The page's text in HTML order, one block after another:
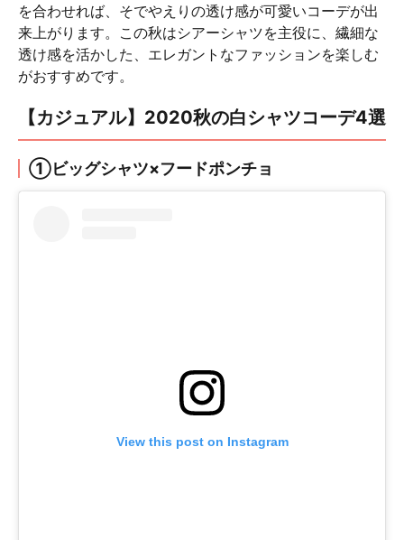
を合わせれば、そでやえりの透け感が可愛いコーデが出
来上がります。この秋はシアーシャツを主役に、繊細な
透け感を活かした、エレガントなファッションを楽しむ
がおすすめです。
【カジュアル】2020秋の白シャツコーデ4選
①ビッグシャツ×フードポンチョ
View this post on Instagram